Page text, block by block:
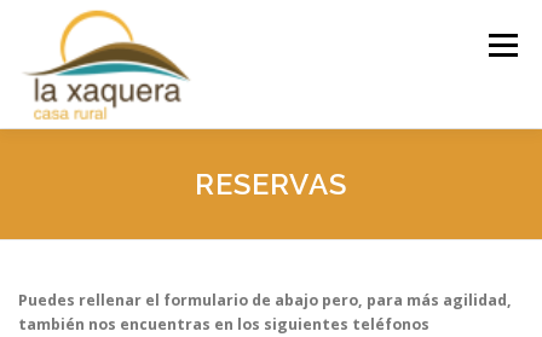
contenido
Menú
LA CASA ACTIVIDADES
RESERVAS
Puedes rellenar el formulario de abajo pero, para más agilidad,
también nos encuentras en los siguientes teléfonos